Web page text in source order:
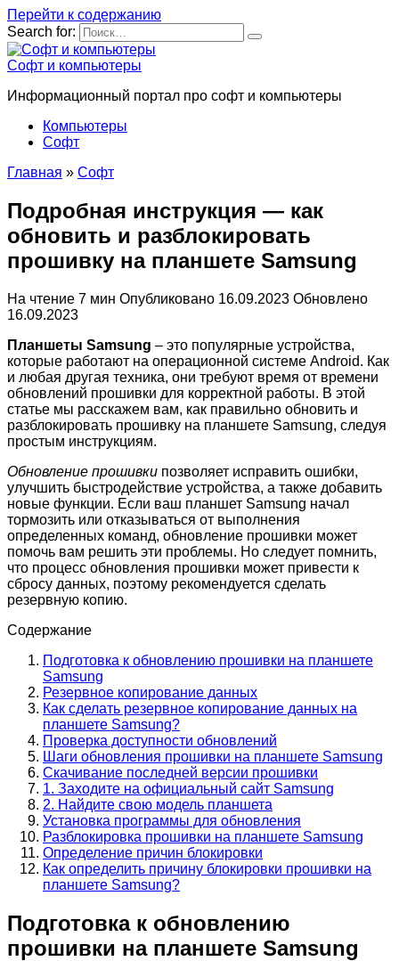
Перейти к содержанию
Search for:
Софт и компьютеры
Информационный портал про софт и компьютеры
Компьютеры
Софт
Главная » Софт
Подробная инструкция — как
обновить и разблокировать
прошивку на планшете Samsung
На чтение 7 мин Опубликовано 16.09.2023 Обновлено
16.09.2023
Планшеты Samsung – это популярные устройства,
которые работают на операционной системе Android. Как
и любая другая техника, они требуют время от времени
обновлений прошивки для корректной работы. В этой
статье мы расскажем вам, как правильно обновить и
разблокировать прошивку на планшете Samsung, следуя
простым инструкциям.
Обновление прошивки позволяет исправить ошибки,
улучшить быстродействие устройства, а также добавить
новые функции. Если ваш планшет Samsung начал
тормозить или отказываться от выполнения
определенных команд, обновление прошивки может
помочь вам решить эти проблемы. Но следует помнить,
что процесс обновления прошивки может привести к
сбросу данных, поэтому рекомендуется сделать
резервную копию.
Содержание
Подготовка к обновлению прошивки на планшете
Samsung
Резервное копирование данных
Как сделать резервное копирование данных на
планшете Samsung?
Проверка доступности обновлений
Шаги обновления прошивки на планшете Samsung
Скачивание последней версии прошивки
1. Заходите на официальный сайт Samsung
2. Найдите свою модель планшета
Установка программы для обновления
Разблокировка прошивки на планшете Samsung
Определение причин блокировки
Как определить причину блокировки прошивки на
планшете Samsung?
Подготовка к обновлению
прошивки на планшете Samsung